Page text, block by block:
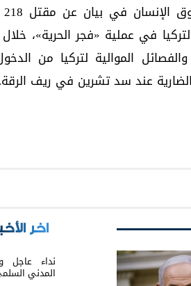
الموالية لتركيا من
الضارية عند سد تشرين في ريف الرقة.
اخر
نداء عاجل
المدني